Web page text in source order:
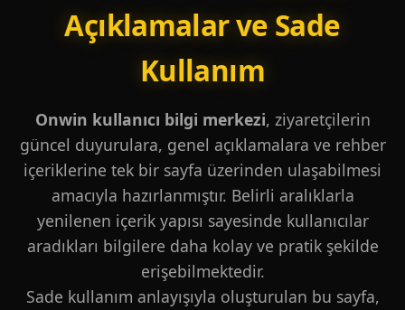
Açıklamalar ve Sade
Kullanım
Onwin kullanıcı bilgi merkezi, ziyaretçilerin
güncel duyurulara, genel açıklamalara ve rehber
içeriklerine tek bir sayfa üzerinden ulaşabilmesi
amacıyla hazırlanmıştır. Belirli aralıklarla
yenilenen içerik yapısı sayesinde kullanıcılar
aradıkları bilgilere daha kolay ve pratik şekilde
erişebilmektedir.
Sade kullanım anlayışıyla oluşturulan bu sayfa,